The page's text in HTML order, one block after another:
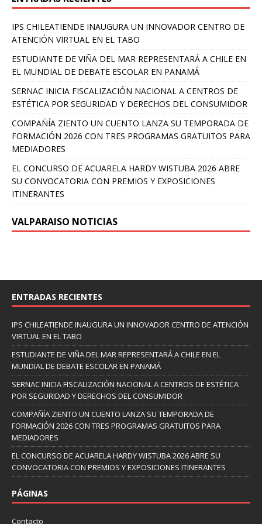
IPS CHILEATIENDE INAUGURA UN INNOVADOR CENTRO DE
ATENCIÓN VIRTUAL EN EL TABO
ESTUDIANTE DE VIÑA DEL MAR REPRESENTARÁ A CHILE EN
EL MUNDIAL DE DEBATE ESCOLAR EN PANAMÁ
SERNAC INICIA FISCALIZACIÓN NACIONAL A CENTROS DE
ESTÉTICA POR SEGURIDAD Y DERECHOS DEL CONSUMIDOR
COMPAÑÍA ZIENTO UN CUENTO LANZA SU TEMPORADA DE
FORMACIÓN 2026 CON TRES PROGRAMAS GRATUITOS PARA
MEDIADORES
EL CONCURSO DE ACUARELA HARDY WISTUBA 2026 ABRE
SU CONVOCATORIA CON PREMIOS Y EXPOSICIONES
ITINERANTES
VALPARAISO NOTICIAS
ENTRADAS RECIENTES
IPS CHILEATIENDE INAUGURA UN INNOVADOR CENTRO DE ATENCIÓN
VIRTUAL EN EL TABO
ESTUDIANTE DE VIÑA DEL MAR REPRESENTARÁ A CHILE EN EL
MUNDIAL DE DEBATE ESCOLAR EN PANAMÁ
SERNAC INICIA FISCALIZACIÓN NACIONAL A CENTROS DE ESTÉTICA
POR SEGURIDAD Y DERECHOS DEL CONSUMIDOR
COMPAÑÍA ZIENTO UN CUENTO LANZA SU TEMPORADA DE
FORMACIÓN 2026 CON TRES PROGRAMAS GRATUITOS PARA
MEDIADORES
EL CONCURSO DE ACUARELA HARDY WISTUBA 2026 ABRE SU
CONVOCATORIA CON PREMIOS Y EXPOSICIONES ITINERANTES
PÁGINAS
Contacto